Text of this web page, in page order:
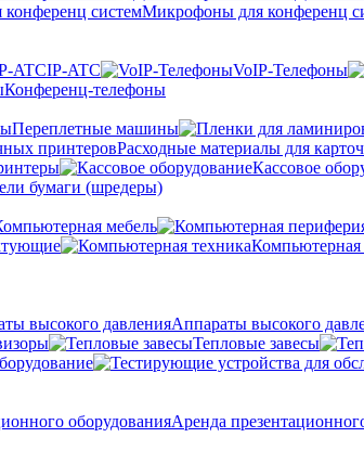
Микрофоны для конференц
IP-ATC VoIP-Телефоны
Конференц-телефоны
Переплетные машины
Расходные материалы для
Кассовое
бумаги (шредеры)
мебель
Компьютерная
Аппараты высокого
Тепловые завесы
Аренда